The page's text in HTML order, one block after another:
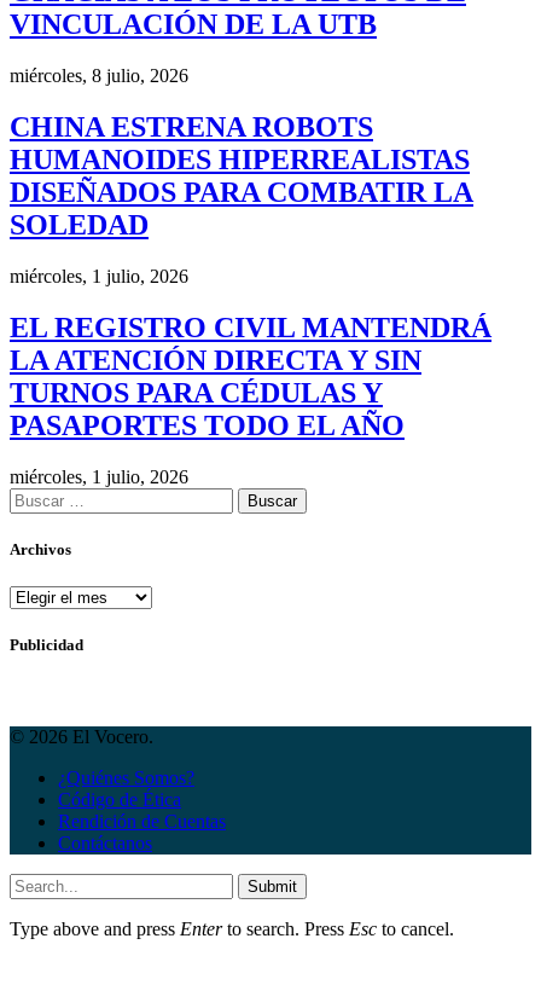
VINCULACIÓN DE LA UTB
miércoles, 8 julio, 2026
CHINA ESTRENA ROBOTS
HUMANOIDES HIPERREALISTAS
DISEÑADOS PARA COMBATIR LA
SOLEDAD
miércoles, 1 julio, 2026
EL REGISTRO CIVIL MANTENDRÁ
LA ATENCIÓN DIRECTA Y SIN
TURNOS PARA CÉDULAS Y
PASAPORTES TODO EL AÑO
miércoles, 1 julio, 2026
Buscar:
Archivos
Archivos
Publicidad
© 2026 El Vocero.
¿Quiénes Somos?
Código de Ética
Rendición de Cuentas
Contáctanos
Submit
Type above and press Enterto search. Press Esc to cancel.